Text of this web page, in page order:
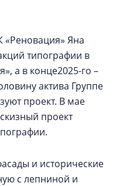
«Реновация» Яна
типографии в
а в конце2025-го –
актива Группе
проект. В мае
проект
и исторические
с лепниной и